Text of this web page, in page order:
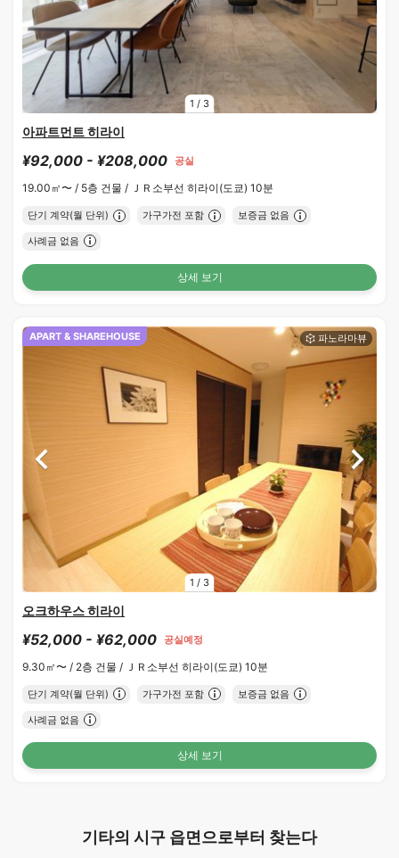
1 / 3
아파트먼트 히라이
¥92,000 - ¥208,000 공실
19.00㎡〜 / 5층 건물 / ＪＲ소부선 히라이(도쿄) 10분
단기 계약(월 단위) 가구가전 포함 보증금 없음
사례금 없음
상세 보기
1 / 3
APART & SHAREHOUSE
오크하우스 히라이
¥52,000 - ¥62,000 공실예정
9.30㎡〜 / 2층 건물 / ＪＲ소부선 히라이(도쿄) 10분
단기 계약(월 단위) 가구가전 포함 보증금 없음
사례금 없음
상세 보기
기타의 시구 읍면으로부터 찾는다